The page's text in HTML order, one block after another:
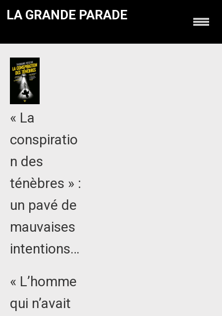
LA GRANDE PARADE
« La
conspiratio
n des
ténèbres » :
un pavé de
mauvaises
intentions…
« L’homme
qui n’avait